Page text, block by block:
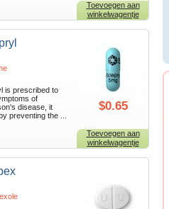
Toevoegen aan
winkelwagentje
is prescribed to
of
disease, it
preventing the ...
$0.65
Toevoegen aan
winkelwagentje